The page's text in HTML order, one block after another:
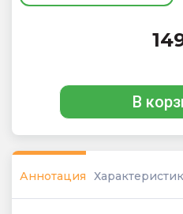
В
Аннотация